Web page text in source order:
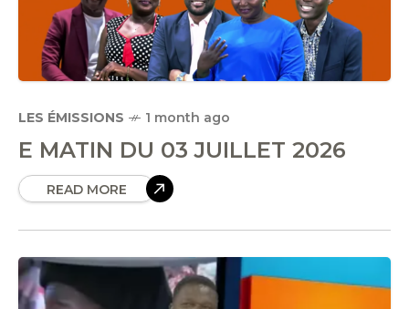
LES ÉMISSIONS 1 month ago
E MATIN DU 03 JUILLET 2026
READ MORE